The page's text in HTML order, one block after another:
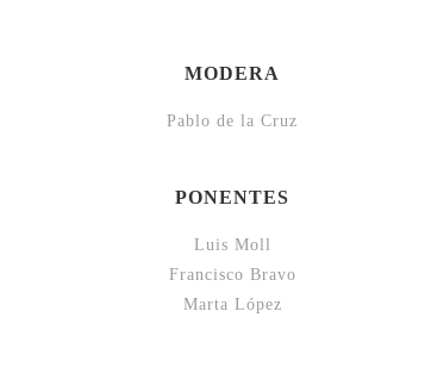
MODERA
Pablo de la Cruz
PONENTES
Luis Moll
Francisco Bravo
Marta López